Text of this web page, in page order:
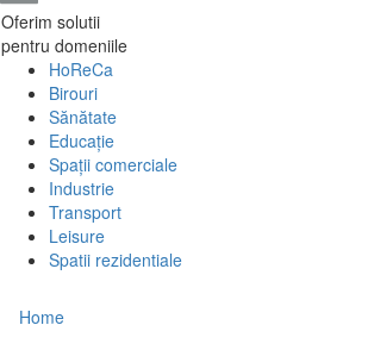
Oferim solutii
pentru domeniile
HoReCa
Birouri
Sănătate
Educație
Spații comerciale
Industrie
Transport
Leisure
Spatii rezidentiale
Home